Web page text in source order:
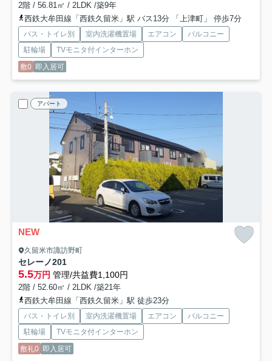
2階 / 56.81㎡ / 2LDK /築9年
西鉄大牟田線「西鉄久留米」駅 バス13分 「上津町」 停歩7分
バス・トイレ別 室内洗濯機置場 エアコン
バルコニー
駐輪場
TVモニタ付インターホン
敷0 即入居可
アパート
NEW
久留米市諏訪野町
セレーノ201
5.5万円 管理/共益費1,100円
2階 / 52.60㎡ / 2LDK /築21年
西鉄大牟田線「西鉄久留米」駅 徒歩23分
バス・トイレ別 室内洗濯機置場 エアコン
バルコニー
駐輪場
TVモニタ付インターホン
敷礼0 即入居可